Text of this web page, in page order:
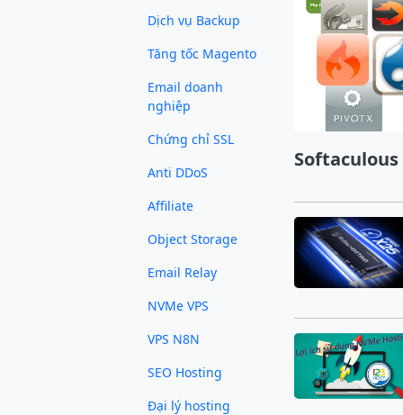
Dịch vụ Backup
Tăng tốc Magento
Email doanh
nghiệp
Chứng chỉ SSL
Anti DDoS
Affiliate
Object Storage
Email Relay
NVMe VPS
VPS N8N
SEO Hosting
Đại lý hosting